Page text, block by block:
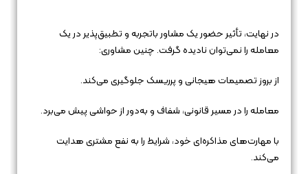
در نهایت، تأثیر حضور یک مشاور باتجربه و تطبیق‌پذیر در یک
معامله را نمی‌توان نادیده گرفت. چنین مشاوری:
از بروز تصمیمات هیجانی و پرریسک جلوگیری می‌کند.
معامله را در مسیر قانونی، شفاف و به‌دور از حواشی پیش می‌برد.
با مهارت‌های مذاکره‌ای خود، شرایط را به نفع مشتری هدایت
می‌کند.